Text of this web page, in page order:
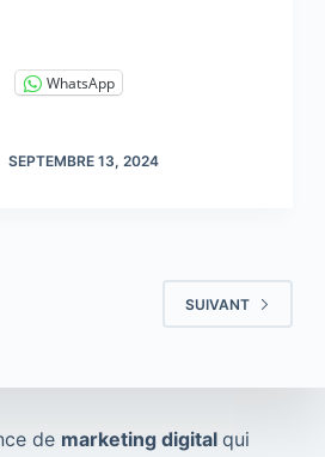
WhatsApp
SEPTEMBRE 13, 2024
SUIVANT
de marketing digital qui